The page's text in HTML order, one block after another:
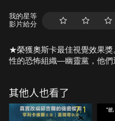
我的星等
影片給分
★榮獲奧斯卡最佳視覺效果獎
性的恐怖組織—幽靈黨，他們
國政府勒索1億英鎊，否則英
擊下毀於一旦。形勢萬分危
後通諜的時間內潛入它總部
其他人也看了
7.1